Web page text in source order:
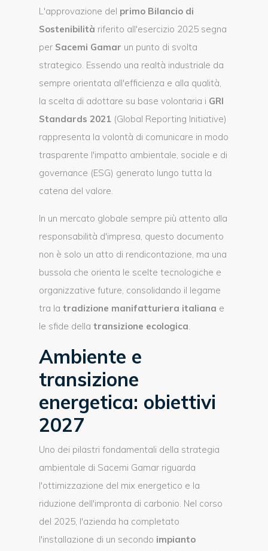
L'approvazione del primo Bilancio di
Sostenibilità riferito all'esercizio 2025 segna
per Sacemi Gamar un punto di svolta
strategico. Essendo una realtà industriale da
sempre orientata all'efficienza e alla qualità,
la scelta di adottare su base volontaria i GRI
Standards 2021 (Global Reporting Initiative)
rappresenta la volontà di comunicare in modo
trasparente l'impatto ambientale, sociale e di
governance (ESG) generato lungo tutta la
catena del valore.
In un mercato globale sempre più attento alla
responsabilità d'impresa, questo documento
non è solo un atto di rendicontazione, ma una
bussola che orienta le scelte tecnologiche e
organizzative future, consolidando il legame
tra la tradizione manifatturiera italiana e
le sfide della transizione ecologica.
Ambiente e
transizione
energetica: obiettivi
2027
Uno dei pilastri fondamentali della strategia
ambientale di Sacemi Gamar riguarda
l'ottimizzazione del mix energetico e la
riduzione dell'impronta di carbonio. Nel corso
del 2025, l'azienda ha completato
l'installazione di un secondo impianto